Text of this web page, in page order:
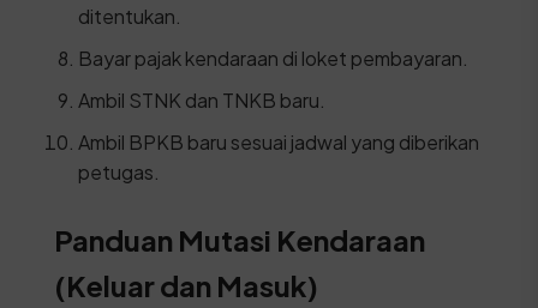
ditentukan.
Bayar pajak kendaraan di loket pembayaran.
Ambil STNK dan TNKB baru.
Ambil BPKB baru sesuai jadwal yang diberikan
petugas.
Panduan Mutasi Kendaraan
(Keluar dan Masuk)